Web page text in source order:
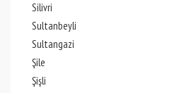
Silivri
Sultanbeyli
Sultangazi
Şile
Şişli